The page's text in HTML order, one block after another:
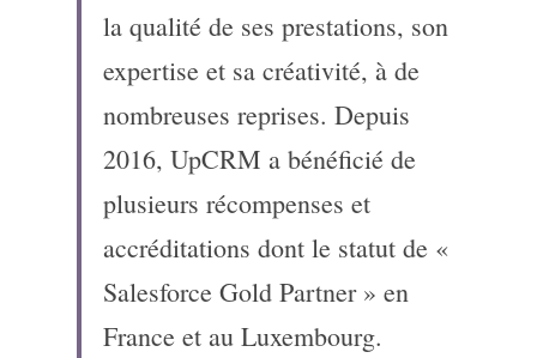
la qualité de ses prestations, son
expertise et sa créativité, à de
nombreuses reprises. Depuis
2016, UpCRM a bénéficié de
plusieurs récompenses et
accréditations dont le statut de «
Salesforce Gold Partner » en
France et au Luxembourg.